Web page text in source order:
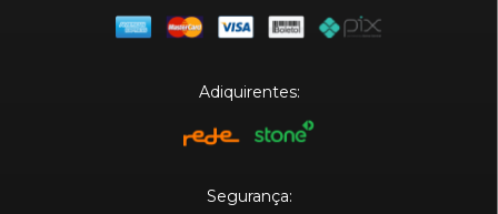
Adiquirentes:
Segurança: